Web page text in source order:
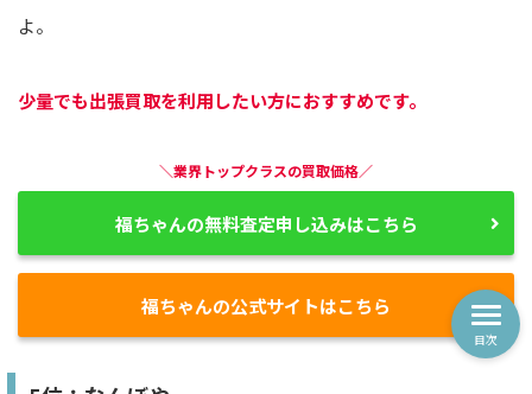
よ。
少量でも出張買取を利用したい方におすすめです。
＼業界トップクラスの買取価格／
福ちゃんの無料査定申し込みはこちら
福ちゃんの公式サイトはこちら
目次